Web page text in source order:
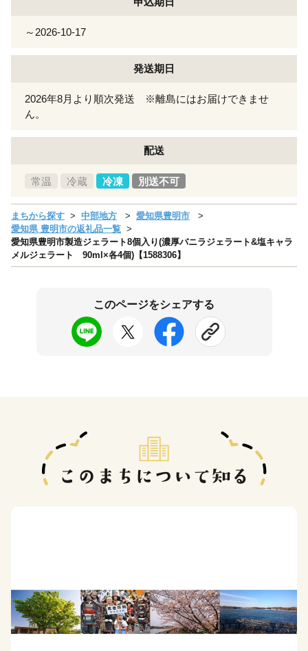
～2026-10-17
発送期日
2026年8月より順次発送 ※離島にはお届けできませ
ん。
配送
常温 冷蔵 冷凍 別送不可
まちから探す 中部地方
愛知県豊明市
愛知県 豊明市の返礼品一覧
愛知県豊明市製造ジェラート8個入り(濃厚バニラジェラート&塩キャラ
メルジェラート 90ml×各4個)【1588306】
このページをシェアする